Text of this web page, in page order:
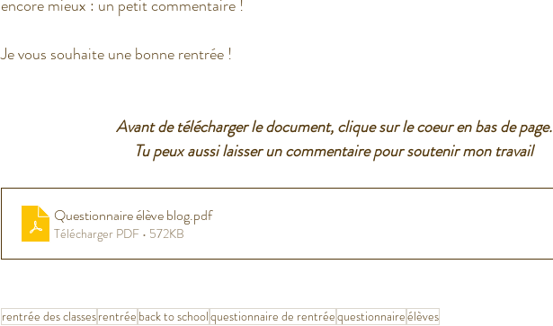
encore mieux : un petit commentaire !
Je vous souhaite une bonne rentrée !
Avant de télécharger le document, clique sur le coeur en bas de page.
Tu peux aussi laisser un commentaire pour soutenir mon travail
Questionnaire élève blog.pdf
Télécharger PDF • 572KB
rentrée des classesrentrée back to schoolquestionnaire de rentréequestionnaireélèves